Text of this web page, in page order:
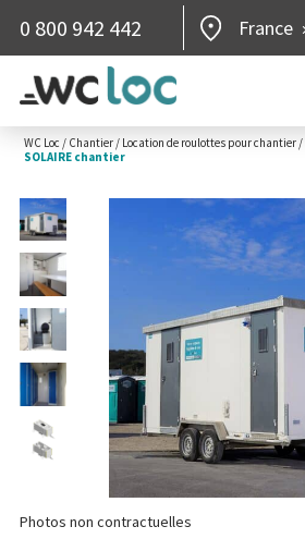
0 800 942 442 France
WC Loc / Chantier / Location de roulottes pour chantier /
SOLAIRE chantier
Photos non contractuelles